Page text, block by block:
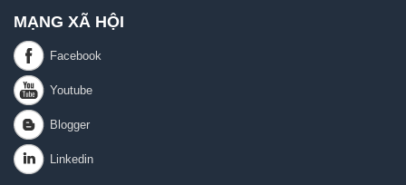
MẠNG XÃ HỘI